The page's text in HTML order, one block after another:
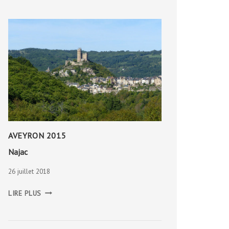
AVEYRON 2015
Najac
26 juillet 2018
LIRE PLUS